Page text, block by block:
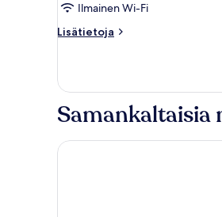
Ilmainen Wi-Fi
Lisätietoja
Lisätietoja
Samankaltaisia
Costa Sariyaz Hotel